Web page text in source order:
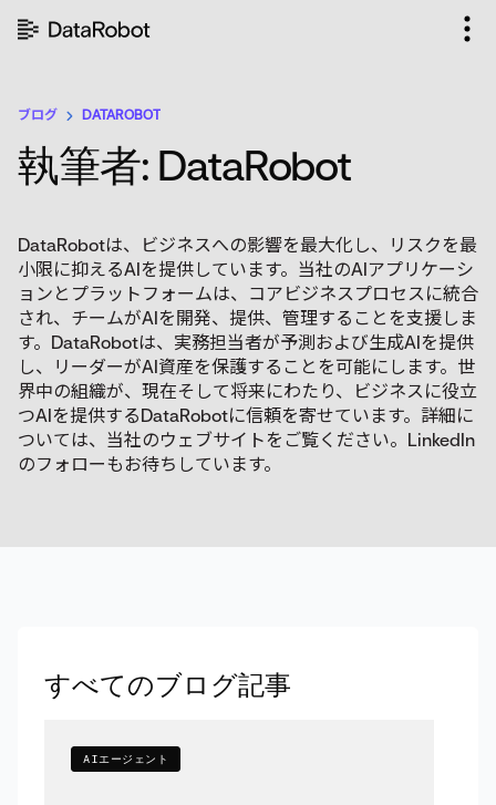
ブログ DATAROBOT
執筆者: DataRobot
DataRobotは、ビジネスへの影響を最大化し、リスクを最
小限に抑えるAIを提供しています。当社のAIアプリケーシ
ョンとプラットフォームは、コアビジネスプロセスに統合
され、チームがAIを開発、提供、管理することを支援しま
す。DataRobotは、実務担当者が予測および生成AIを提供
し、リーダーがAI資産を保護することを可能にします。世
界中の組織が、現在そして将来にわたり、ビジネスに役立
つAIを提供するDataRobotに信頼を寄せています。詳細に
ついては、当社のウェブサイトをご覧ください。LinkedIn
のフォローもお待ちしています。
すべてのブログ記事
AIエージェント